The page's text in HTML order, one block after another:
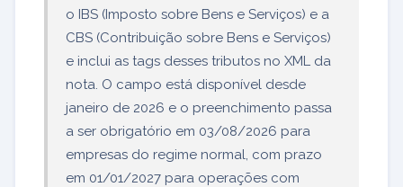
o IBS (Imposto sobre Bens e Serviços) e a
CBS (Contribuição sobre Bens e Serviços)
e inclui as tags desses tributos no XML da
nota. O campo está disponível desde
janeiro de 2026 e o preenchimento passa
a ser obrigatório em 03/08/2026 para
empresas do regime normal, com prazo
em 01/01/2027 para operações com